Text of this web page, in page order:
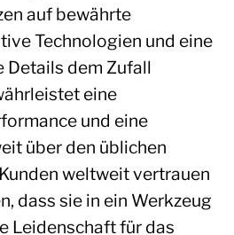
auf bewährte
Technologien und eine
Details dem Zufall
eine
und eine
über den üblichen
weltweit vertrauen
dass sie in ein Werkzeug
Leidenschaft für das